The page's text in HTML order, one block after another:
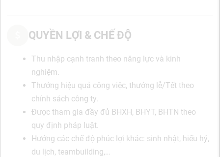
QUYỀN LỢI & CHẾ ĐỘ
Thu nhập cạnh tranh theo năng lực và kinh
nghiệm.
Thưởng hiệu quả công việc, thưởng lễ/Tết theo
chính sách công ty.
Được tham gia đầy đủ BHXH, BHYT, BHTN theo
quy định pháp luật.
Hưởng các chế độ phúc lợi khác: sinh nhật, hiếu hỷ,
du lịch, teambuilding,…